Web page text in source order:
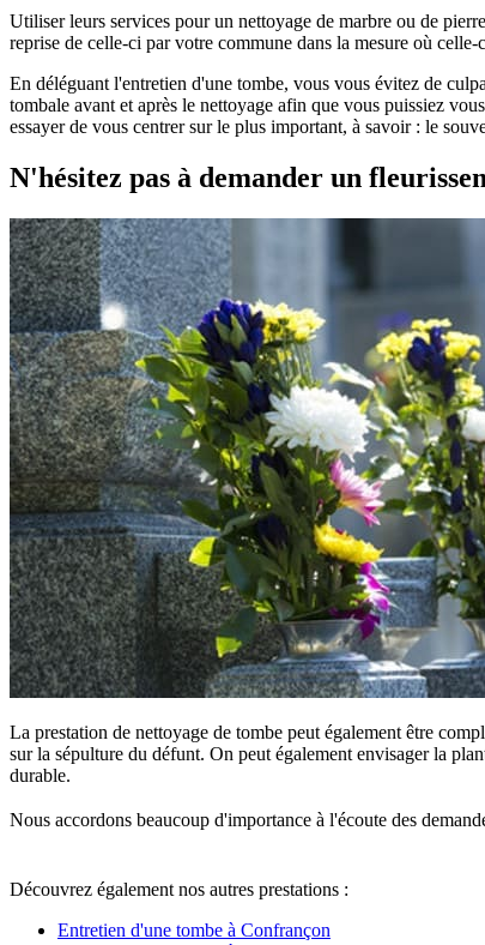
Utiliser leurs services pour un nettoyage de marbre ou de
reprise de celle-ci par votre commune dans la mesure où celle-
En déléguant l'entretien d'une tombe, vous vous évitez de
tombale avant et après le nettoyage afin que vous puissiez
essayer de vous centrer sur le plus important, à savoir : le
N'hésitez pas à demander un
La prestation de nettoyage de tombe peut également être
sur la sépulture du défunt. On peut également envisager la
durable.
Nous accordons beaucoup d'importance à l'écoute des
Découvrez également nos autres prestations :
Entretien d'une tombe à Confrançon